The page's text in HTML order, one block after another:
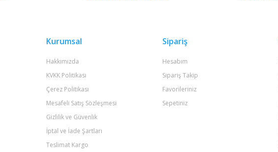
Kurumsal
Hakkımızda
KVKK Politikası
Çerez Politikası
Mesafeli Satış Sözleşmesi
Gizlilik ve Güvenlik
İptal ve İade Şartları
Teslimat Kargo
Sipariş
Hesabım
Sipariş Takip
Favorileriniz
Sepetiniz